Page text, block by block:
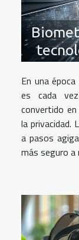
En una
es cada
convertido
la privacidad.
a pasos
más seguro